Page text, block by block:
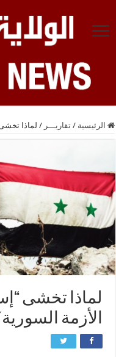
الرئيسية / تقاريـــر / لماذا
لماذا تخشى
الأزمة